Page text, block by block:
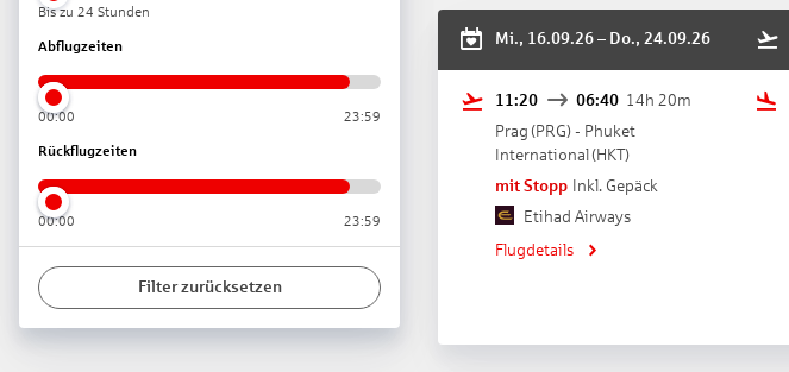
Mi., 16.09.26 – Do., 24.09.26
11:20 06:40 14h 20m
Prag (PRG) - Phuket
International (HKT)
mit Stopp Inkl. Gepäck
Etihad Airways
Flugdetails
Bis zu 24 Stunden
Abflugzeiten
00:00 23:59
Rückflugzeiten
00:00 23:59
Filter zurücksetzen